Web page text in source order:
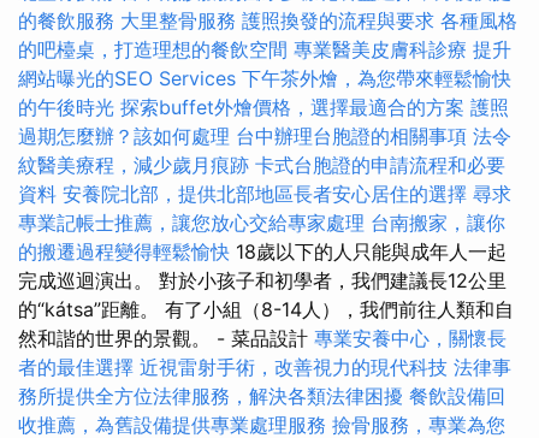
的餐飲服務 大里整骨服務 護照換發的流程與要求 各種風格
的吧檯桌，打造理想的餐飲空間 專業醫美皮膚科診療 提升
網站曝光的SEO Services 下午茶外燴，為您帶來輕鬆愉快
的午後時光 探索buffet外燴價格，選擇最適合的方案 護照
過期怎麼辦？該如何處理 台中辦理台胞證的相關事項 法令
紋醫美療程，減少歲月痕跡 卡式台胞證的申請流程和必要
資料 安養院北部，提供北部地區長者安心居住的選擇 尋求
專業記帳士推薦，讓您放心交給專家處理 台南搬家，讓你
的搬遷過程變得輕鬆愉快 18歲以下的人只能與成年人一起
完成巡迴演出。 對於小孩子和初學者，我們建議長12公里
的“kátsa”距離。 有了小組（8-14人），我們前往人類和自
然和諧的世界的景觀。 - 菜品設計 專業安養中心，關懷長
者的最佳選擇 近視雷射手術，改善視力的現代科技 法律事
務所提供全方位法律服務，解決各類法律困擾 餐飲設備回
收推薦，為舊設備提供專業處理服務 撿骨服務，專業為您